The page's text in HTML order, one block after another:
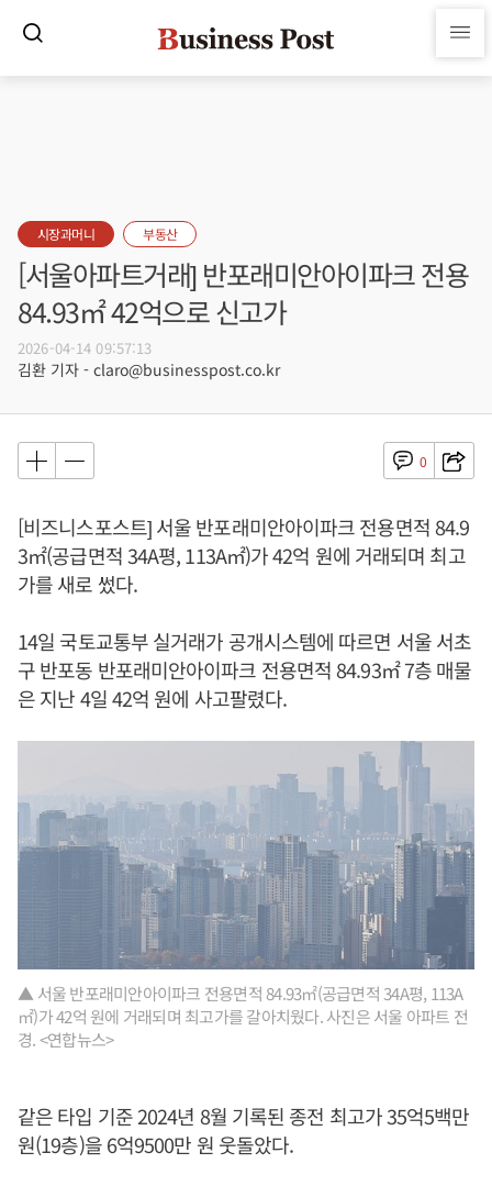
시장과머니 부동산
[서울아파트거래] 반포래미안아이파크 전용
84.93㎡ 42억으로 신고가
2026-04-14 09:57:13
김환 기자 - claro@businesspost.co.kr
0
[비즈니스포스트] 서울 반포래미안아이파크 전용면적 84.9
3㎡(공급면적 34A평, 113A㎡)가 42억 원에 거래되며 최고
가를 새로 썼다.
14일 국토교통부 실거래가 공개시스템에 따르면 서울 서초
구 반포동 반포래미안아이파크 전용면적 84.93㎡ 7층 매물
은 지난 4일 42억 원에 사고팔렸다.
▲ 서울 반포래미안아이파크 전용면적 84.93㎡(공급면적 34A평, 113A
㎡)가 42억 원에 거래되며 최고가를 갈아치웠다. 사진은 서울 아파트 전
경. <연합뉴스>
같은 타입 기준 2024년 8월 기록된 종전 최고가 35억5백만
원(19층)을 6억9500만 원 웃돌았다.